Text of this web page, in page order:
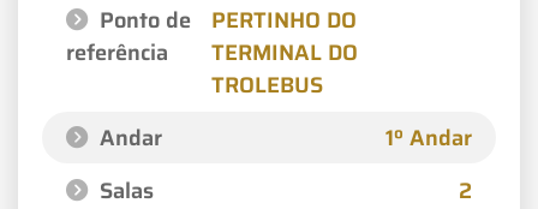
Ponto de
referência
PERTINHO DO
TERMINAL DO
TROLEBUS
Andar
1º Andar
Salas
2